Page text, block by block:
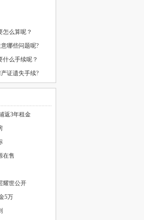
怎么算呢？
哪些问题呢?
什么手续呢？
证遗失手续?
返3年租金
在售
耀世公开
5万